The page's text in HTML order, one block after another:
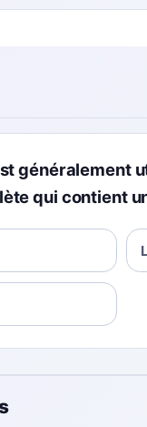
généralement
qui contient